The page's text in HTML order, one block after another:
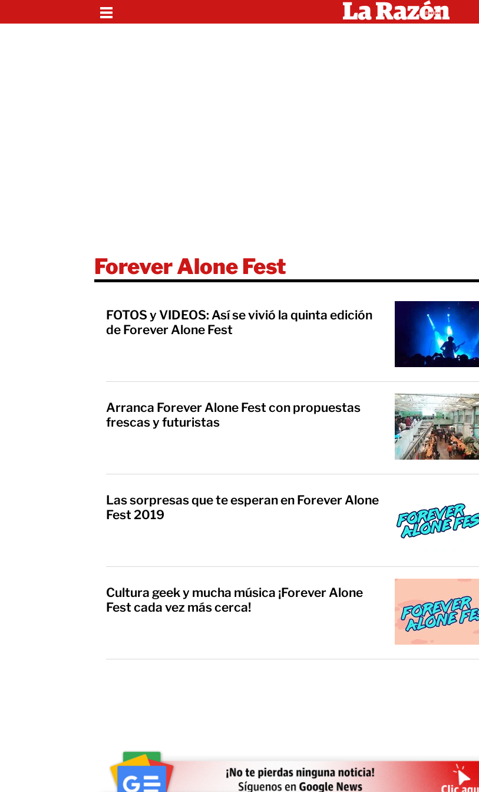
Forever Alone Fest
FOTOS y VIDEOS: Así se vivió la quinta edición
de Forever Alone Fest
Arranca Forever Alone Fest con propuestas
frescas y futuristas
Las sorpresas que te esperan en Forever Alone
Fest 2019
Cultura geek y mucha música ¡Forever Alone
Fest cada vez más cerca!